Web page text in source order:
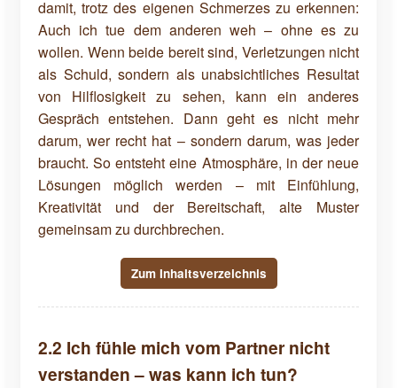
damit, trotz des eigenen Schmerzes zu erkennen:
Auch ich tue dem anderen weh – ohne es zu
wollen. Wenn beide bereit sind, Verletzungen nicht
als Schuld, sondern als unabsichtliches Resultat
von Hilflosigkeit zu sehen, kann ein anderes
Gespräch entstehen. Dann geht es nicht mehr
darum, wer recht hat – sondern darum, was jeder
braucht. So entsteht eine Atmosphäre, in der neue
Lösungen möglich werden – mit Einfühlung,
Kreativität und der Bereitschaft, alte Muster
gemeinsam zu durchbrechen.
Zum Inhaltsverzeichnis
2.2 Ich fühle mich vom Partner nicht
verstanden – was kann ich tun?